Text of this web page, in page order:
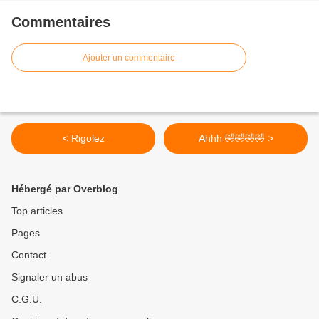
Commentaires
Ajouter un commentaire
< Rigolez Ahhh 🤣🤣🤣🤣 >
Hébergé par Overblog
Top articles
Pages
Contact
Signaler un abus
C.G.U.